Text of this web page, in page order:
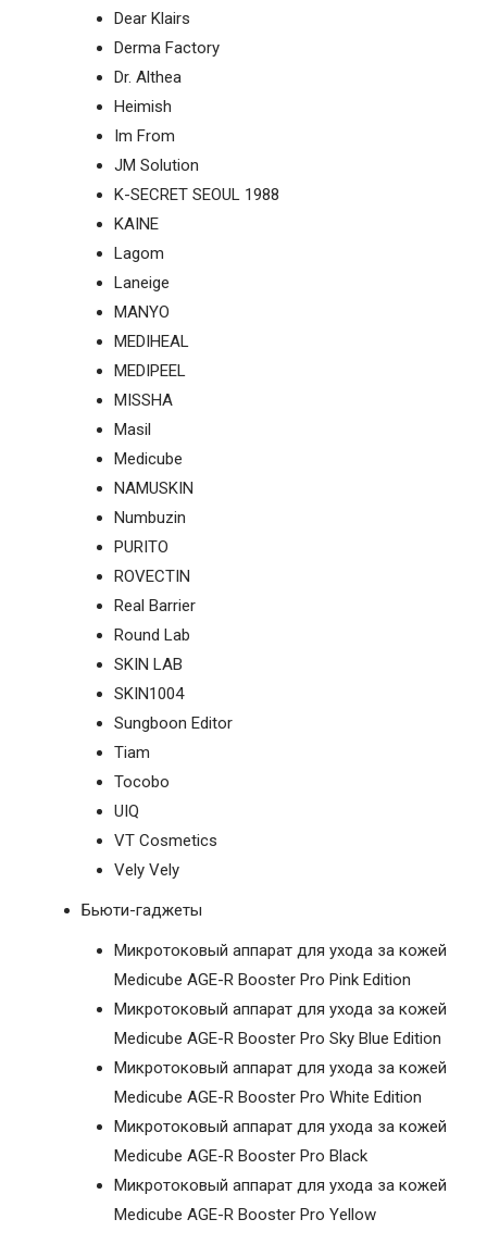
Dear Klairs
Derma Factory
Dr. Althea
Heimish
Im From
JM Solution
K-SECRET SEOUL 1988
KAINE
Lagom
Laneige
MANYO
MEDIHEAL
MEDIPEEL
MISSHA
Masil
Medicube
NAMUSKIN
Numbuzin
PURITO
ROVECTIN
Real Barrier
Round Lab
SKIN LAB
SKIN1004
Sungboon Editor
Tiam
Tocobo
UIQ
VT Cosmetics
Vely Vely
Бьюти-гаджеты
Микротоковый аппарат для ухода за кожей
Medicube AGE-R Booster Pro Pink Edition
Микротоковый аппарат для ухода за кожей
Medicube AGE-R Booster Pro Sky Blue Edition
Микротоковый аппарат для ухода за кожей
Medicube AGE-R Booster Pro White Edition
Микротоковый аппарат для ухода за кожей
Medicube AGE-R Booster Pro Black
Микротоковый аппарат для ухода за кожей
Medicube AGE-R Booster Pro Yellow